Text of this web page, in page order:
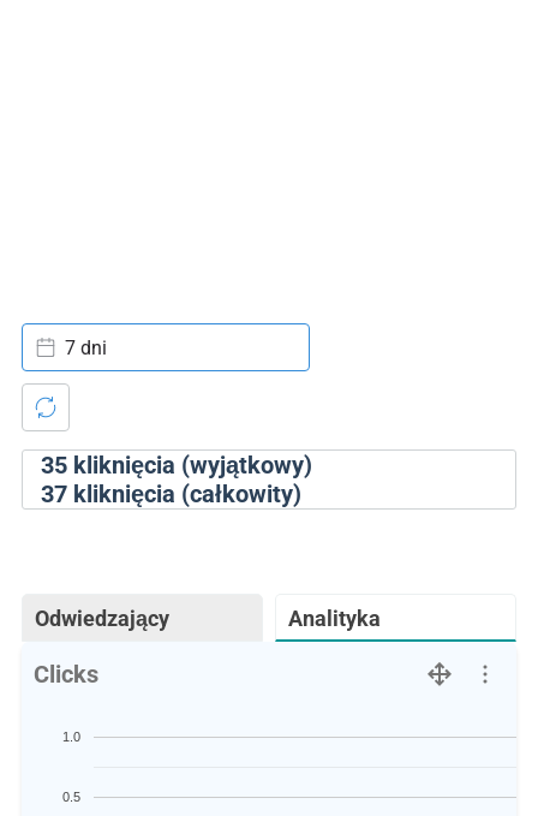
35kliknięcia (wyjątkowy)
37kliknięcia (całkowity)
7 dni
Odwiedzający Analityka
Clicks
0.5
1.0